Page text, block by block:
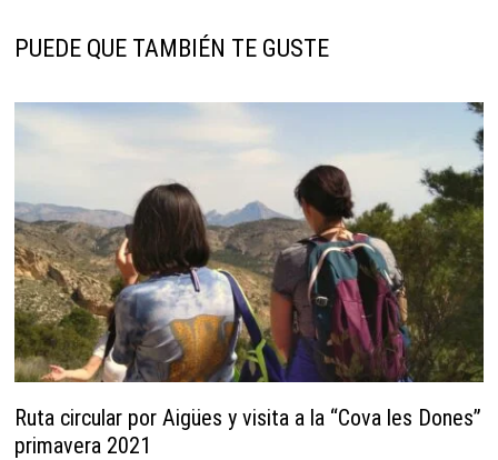
PUEDE QUE TAMBIÉN TE GUSTE
Ruta circular por Aigües y visita a la “Cova les Dones”
primavera 2021